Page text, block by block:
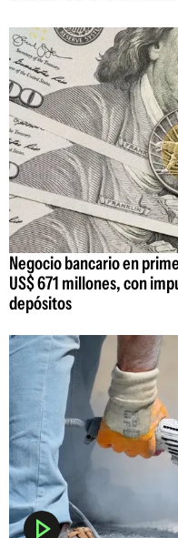
Negocio bancario en
US$ 671 millones, con
depósitos